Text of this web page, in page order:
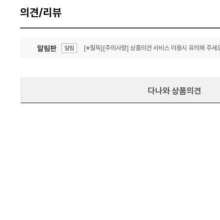
의견/리뷰
알림판 알림 [※필독][주의사항] 상품의견 서비스 이용시 유의해 주세
다나와 상품의견